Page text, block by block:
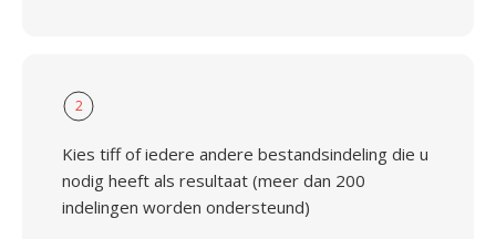
2
Kies tiff of iedere andere bestandsindeling die u
nodig heeft als resultaat (meer dan 200
indelingen worden ondersteund)